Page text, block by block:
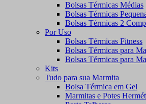
Bolsas Térmicas Médias
Bolsas Térmicas
Bolsas Térmicas 2
Por Uso
Bolsas Térmicas Fitness
Bolsas Térmicas para
Bolsas Térmicas para
Kits
Tudo para sua Marmita
Bolsa Térmica em Gel
Marmitas e Potes